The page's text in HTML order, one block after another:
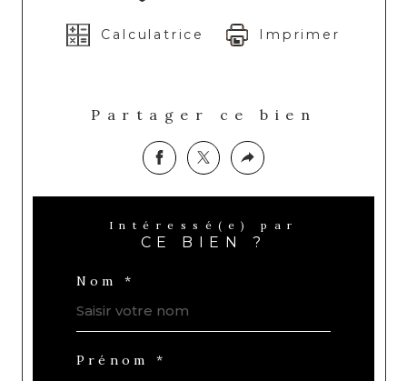
Calculatrice Imprimer
Partager ce bien
Intéressé(e) par
CE BIEN ?
Nom *
Prénom *